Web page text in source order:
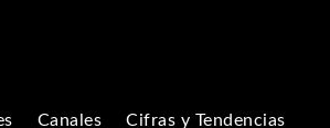
Canales
Cifras y Tendencias